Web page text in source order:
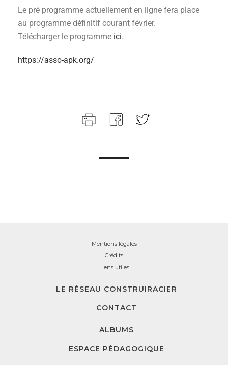
Le pré programme actuellement en ligne fera place
au programme définitif courant février.
Télécharger le programme ici.
https://asso-apk.org/
Mentions légales
Crédits
Liens utiles
LE RÉSEAU CONSTRUIRACIER
CONTACT
ALBUMS
ESPACE PÉDAGOGIQUE